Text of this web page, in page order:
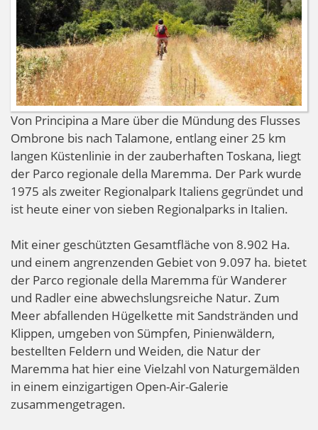
Von Principina a Mare über die Mündung des Flusses
Ombrone bis nach Talamone, entlang einer 25 km
langen Küstenlinie in der zauberhaften Toskana, liegt
der Parco regionale della Maremma. Der Park wurde
1975 als zweiter Regionalpark Italiens gegründet und
ist heute einer von sieben Regionalparks in Italien.
Mit einer geschützten Gesamtfläche von 8.902 Ha.
und einem angrenzenden Gebiet von 9.097 ha. bietet
der Parco regionale della Maremma für Wanderer
und Radler eine abwechslungsreiche Natur. Zum
Meer abfallenden Hügelkette mit Sandstränden und
Klippen, umgeben von Sümpfen, Pinienwäldern,
bestellten Feldern und Weiden, die Natur der
Maremma hat hier eine Vielzahl von Naturgemälden
in einem einzigartigen Open-Air-Galerie
zusammengetragen.